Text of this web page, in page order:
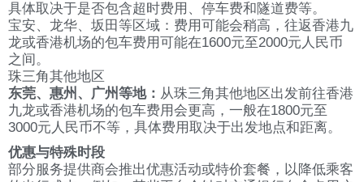
具体取决于是否包含超时费用、停车费和隧道费等。
宝安、龙华、坂田等区域：费用可能会稍高，往返香港九
龙或香港机场的包车费用可能在1600元至2000元人民币
之间。
珠三角其他地区
东莞、惠州、广州等地： 从珠三角其他地区出发前往香港
九龙或香港机场的包车费用会更高，一般在1800元至
3000元人民币不等，具体费用取决于出发地点和距离。
优惠与特殊时段
部分服务提供商会推出优惠活动或特价套餐，以降低乘客